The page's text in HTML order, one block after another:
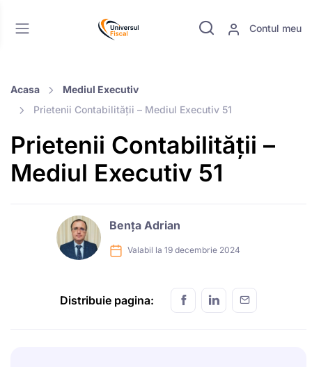
Contul meu
Acasa
Mediul Executiv
Prietenii Contabilității – Mediul Executiv 51
Prietenii Contabilității –
Mediul Executiv 51
Bența Adrian
Valabil la 19 decembrie 2024
Distribuie pagina: